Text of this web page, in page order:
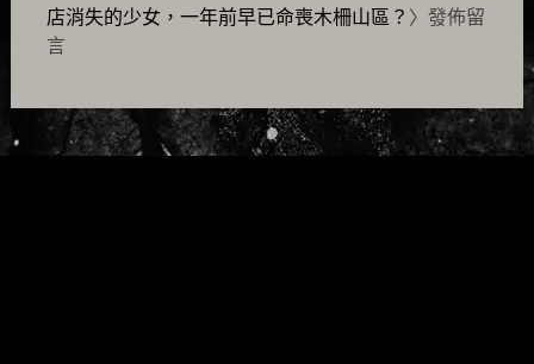
店消失的少女，一年前早已命喪木柵山區？ 〉發佈留
言